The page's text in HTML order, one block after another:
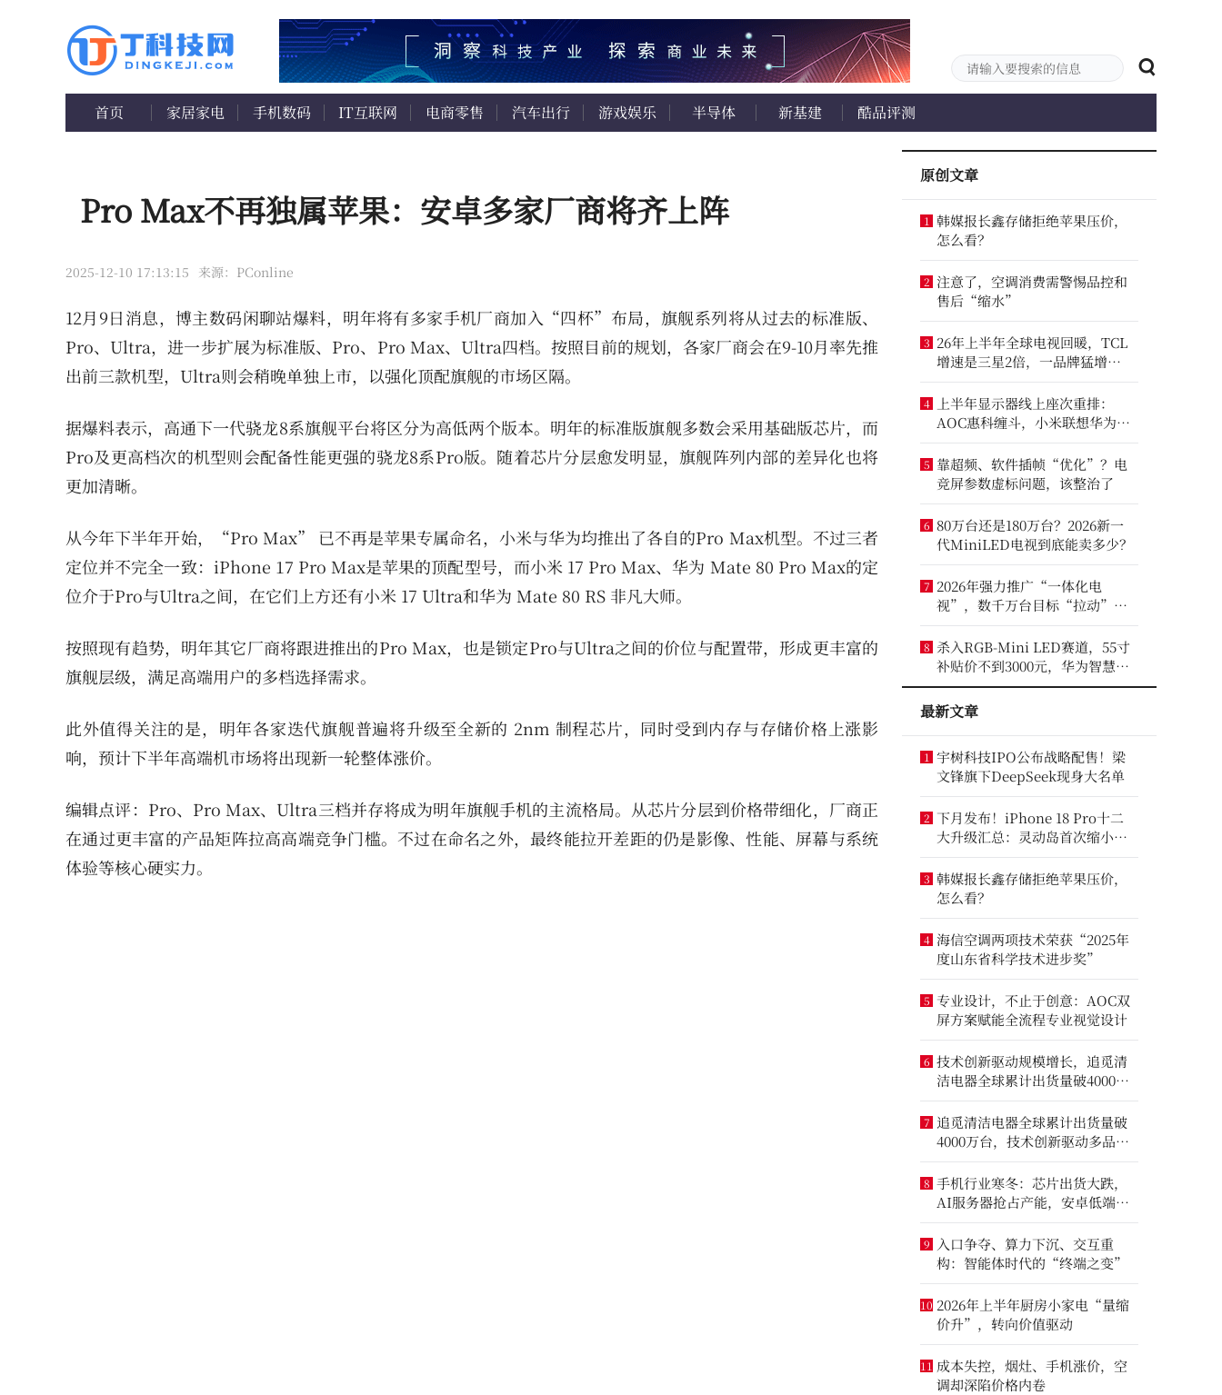
首页 家居家电 手机数码 IT互联网 电商零售 汽车出行 游戏娱乐 半导体 新基建 酷品评测
Pro Max不再独属苹果：安卓多家厂商将齐上阵
2025-12-10 17:13:15 来源：PConline
12月9日消息，博主数码闲聊站爆料，明年将有多家手机厂商加入“四杯”布局，旗舰系列将从过去的标准版、
Pro、Ultra，进一步扩展为标准版、Pro、Pro Max、Ultra四档。按照目前的规划，各家厂商会在9-10月率先推
出前三款机型，Ultra则会稍晚单独上市，以强化顶配旗舰的市场区隔。
据爆料表示，高通下一代骁龙8系旗舰平台将区分为高低两个版本。明年的标准版旗舰多数会采用基础版芯片，而
Pro及更高档次的机型则会配备性能更强的骁龙8系Pro版。随着芯片分层愈发明显，旗舰阵列内部的差异化也将
更加清晰。
从今年下半年开始，“Pro Max” 已不再是苹果专属命名，小米与华为均推出了各自的Pro Max机型。不过三者
定位并不完全一致：iPhone 17 Pro Max是苹果的顶配型号，而小米 17 Pro Max、华为 Mate 80 Pro Max的定
位介于Pro与Ultra之间，在它们上方还有小米 17 Ultra和华为 Mate 80 RS 非凡大师。
按照现有趋势，明年其它厂商将跟进推出的Pro Max，也是锁定Pro与Ultra之间的价位与配置带，形成更丰富的
旗舰层级，满足高端用户的多档选择需求。
此外值得关注的是，明年各家迭代旗舰普遍将升级至全新的 2nm 制程芯片，同时受到内存与存储价格上涨影
响，预计下半年高端机市场将出现新一轮整体涨价。
编辑点评：Pro、Pro Max、Ultra三档并存将成为明年旗舰手机的主流格局。从芯片分层到价格带细化，厂商正
在通过更丰富的产品矩阵拉高高端竞争门槛。不过在命名之外，最终能拉开差距的仍是影像、性能、屏幕与系统
体验等核心硬实力。
原创文章
1 韩媒报长鑫存储拒绝苹果压价，
怎么看？
2 注意了，空调消费需警惕品控和
售后“缩水”
3 26年上半年全球电视回暖，TCL
增速是三星2倍，一品牌猛增
14.8%
4
上半年显示器线上座次重排：
AOC惠科缠斗，小米联想华为进
前八
5 靠超频、软件插帧“优化”？电
竞屏参数虚标问题，该整治了
6 80万台还是180万台？2026新一
代MiniLED电视到底能卖多少？
7 2026年强力推广“一体化电
视”，数千万台目标“拉动”彩
电业？
8 杀入RGB-Mini LED赛道，55寸
补贴价不到3000元，华为智慧屏
要“走量”？
最新文章
1 宇树科技IPO公布战略配售！梁
文锋旗下DeepSeek现身大名单
2 下月发布！iPhone 18 Pro十二
大升级汇总：灵动岛首次缩小、
首次2nm芯片
3 韩媒报长鑫存储拒绝苹果压价，
怎么看？
4 海信空调两项技术荣获“2025年
度山东省科学技术进步奖”
5 专业设计，不止于创意：AOC双
屏方案赋能全流程专业视觉设计
6 技术创新驱动规模增长，追觅清
洁电器全球累计出货量破4000万
台
7 追觅清洁电器全球累计出货量破
4000万台，技术创新驱动多品类
增长
8 手机行业寒冬：芯片出货大跌，
AI服务器抢占产能，安卓低端压
力最大
9
入口争夺、算力下沉、交互重
构：智能体时代的“终端之变”
10 2026年上半年厨房小家电“量缩
价升”，转向价值驱动
11 成本失控，烟灶、手机涨价，空
调却深陷价格内卷